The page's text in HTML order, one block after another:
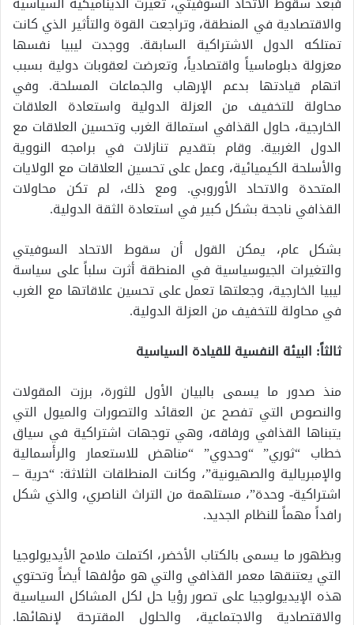
والاقتصادية في المنطقة، وتراجعت القوة والتأثير الذي كانت
تمتلكه الدول الاشتراكية السابقة. ووجدت ليبيا نفسها
معزولة دبلوماسياً واقتصادياً، وتعرضت لعقوبات دولية بسبب
اتهام قيادتها بدعم الإرهاب والجماعات المسلحة. وفي
محاولة للتخفيف من العزلة الدولية واستعادة العلاقات
الخارجية، حاول القذافي استمالة الغرب وتحسين العلاقات مع
الدول الغربية. وقام بتقديم تنازلات في برامجه النووية
والأسلحة الكيميائية، وعمل على تحسين العلاقات مع الولايات
المتحدة والاتحاد الأوروبي. ومع ذلك، لم تكن محاولات
القذافي ناجحة بشكل كبير في استعادة الثقة الدولية.
بشكل عام، يمكن القول أن سقوط الاتحاد السوفيتي
والتغيرات الجيوسياسية في المنطقة أثرت سلباً على سياسة
ليبيا الخارجية، وجعلتها تعمل على تحسين علاقاتها مع الغرب
في محاولة للتخفيف من العزلة الدولية.
ثالثاً: البيئة النفسية للقيادة السياسية
منذ صدور ما يسمى بالبيان الأول للثورة، برزت المقولات
والنصوص التي تفصح عن العقائد والتصورات والميول التي
يتبناها القذافي ورفاقه، وهي توجهات اشتراكية في سياق
خطاب “ثوري” “وحدوي” “مناهض للاستعمار والرأسمالية
والإمبريالية والصهيونية”، وكانت المنطلقات الثلاثة: “حرية –
اشتراكية- وحدة”، مستلهمة من التراث الناصري، والذي شكل
رافداً مهماً للنظام الجديد.
وبظهور ما يسمى بالكتاب الأخضر، اكتملت ملامح الأيديولوجيا
التي يعتنقها معمر القذافي والتي هو مؤلفها أيضاً وتحتوي
هذه الإيديولوجيا على تصور رؤيا حل لكل المشاكل السياسية
والاقتصادية والاجتماعية، والحلول المقترحة لإنهائها.